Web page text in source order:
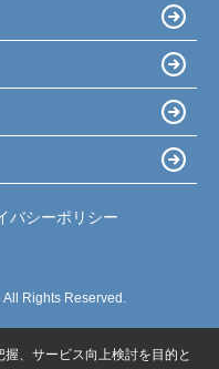
バシーポリシー
Rights Reserved.
、サービス向上検討を目的と